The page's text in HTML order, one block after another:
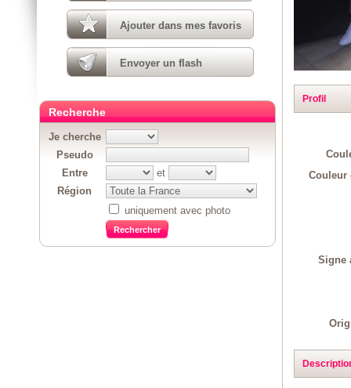
Profil
Couleur
Signe
Ajouter dans mes favoris
Envoyer un flash
Recherche
Je cherche
Pseudo
Entre
et
Région
uniquement avec photo